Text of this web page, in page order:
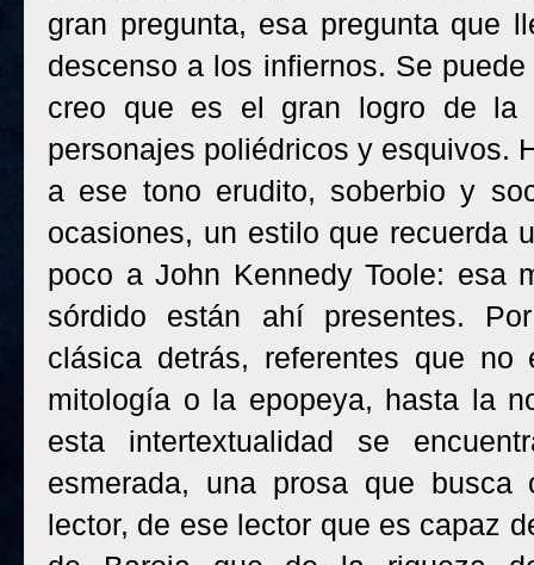
gran pregunta, esa pregunta que
descenso a los infiernos. Se
creo que es el gran logro de la
personajes poliédricos y esquivos.
a ese tono erudito, soberbio y
ocasiones, un estilo que recuerda
poco a John Kennedy Toole: esa
sórdido están ahí presentes.
clásica detrás, referentes que no
mitología o la epopeya, hasta la
esta intertextualidad se
esmerada, una prosa que busca
lector, de ese lector que es capaz